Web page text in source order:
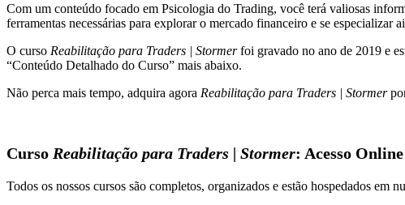
Com um conteúdo focado em Psicologia do Trading, você terá valiosas
ferramentas necessárias para explorar o mercado financeiro e se especializar
O curso Reabilitação para Traders | Stormerfoi gravado no ano de 2019 e
“Conteúdo Detalhado do Curso” mais abaixo.
Não perca mais tempo, adquira agora Reabilitação para Traders | Stormer
Curso Reabilitação para Traders | Stormer: Acesso
Todos os nossos cursos são completos, organizados e estão hospedados